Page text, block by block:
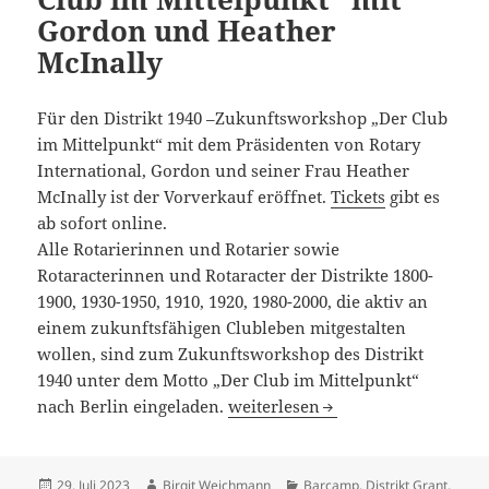
Gordon und Heather
McInally
Für den Distrikt 1940 –Zukunftsworkshop „Der Club
im Mittelpunkt“ mit dem Präsidenten von Rotary
International, Gordon und seiner Frau Heather
McInally ist der Vorverkauf eröffnet.Tickets gibt es
ab sofort online.
Alle Rotarierinnen und Rotarier sowie
Rotaracterinnen und Rotaracter der Distrikte 1800-
1900, 1930-1950, 1910, 1920, 1980-2000, die aktiv an
einem zukunftsfähigen Clubleben mitgestalten
wollen, sind zum Zukunftsworkshop des Distrikt
1940 unter dem Motto „Der Club im Mittelpunkt“
nach Berlin eingeladen.Zukunftsworkshop: „Der Club
weiterlesen
Veröffentlicht
29. Juli 2023 Autor
Birgit Weichmann Kategorien
Barcamp, Distrikt Grant,